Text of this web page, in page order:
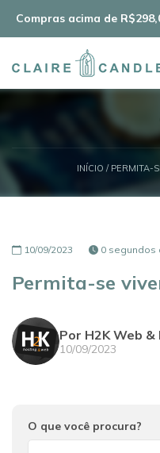
Compras acima de
INÍCIO / PERMITA-
10/09/2023 0 segundos
Permita-se
Por H2K Web
10/09/2023
O que você procura?